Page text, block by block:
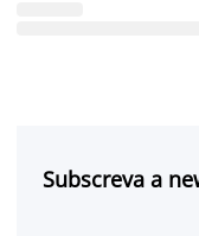
Subscreva a